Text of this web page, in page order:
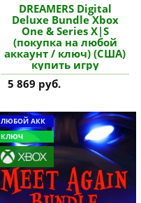
DREAMERS Digital
Deluxe Bundle Xbox
One & Series X|S
(покупка на любой
аккаунт / ключ) (США)
купить игру
5 869 руб.
ЛЮБОЙ АКК
КЛЮЧ